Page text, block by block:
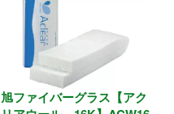
旭ファイバーグラス【アク